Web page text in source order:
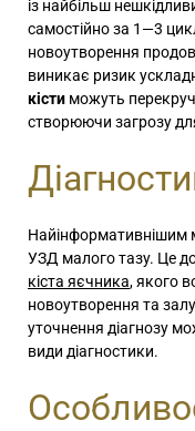
із найбільш
самостійно за 1—3
новоутворення
виникає ризик
кісти можуть
створюючи загрозу
Найінформативнішим
УЗД малого тазу. Це
кіста яєчника, якого
новоутворення та
уточнення діагнозу
види діагностики.